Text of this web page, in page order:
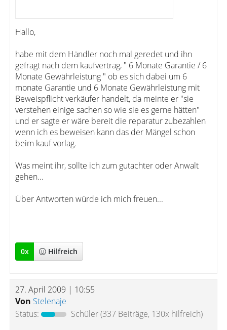
Hallo,
habe mit dem Händler noch mal geredet und ihn
gefragt nach dem kaufvertrag, " 6 Monate Garantie / 6
Monate Gewährleistung " ob es sich dabei um 6
monate Garantie und 6 Monate Gewährleistung mit
Beweispflicht verkäufer handelt, da meinte er "sie
verstehen einige sachen so wie sie es gerne hätten"
und er sagte er wäre bereit die reparatur zubezahlen
wenn ich es beweisen kann das der Mängel schon
beim kauf vorlag.
Was meint ihr, sollte ich zum gutachter oder Anwalt
gehen...
Über Antworten würde ich mich freuen...
0x Hilfreich
27. April 2009 | 10:55
Von Stelenaje
Status:
Schüler(337 Beiträge, 130x hilfreich)